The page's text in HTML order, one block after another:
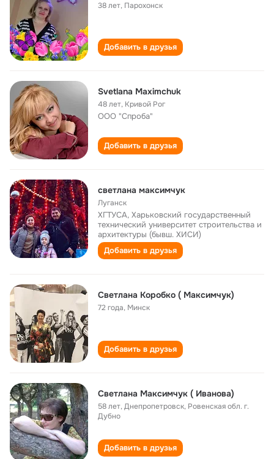
38 лет, Парохонск
Добавить в друзья
Svetlana Maximchuk
48 лет, Кривой Рог
ООО "Спроба"
Добавить в друзья
светлана максимчук
Луганск
ХГТУСА, Харьковский государственный
технический университет строительства и
архитектуры (бывш. ХИСИ)
Добавить в друзья
Светлана Коробко ( Максимчук)
72 года, Минск
Добавить в друзья
Светлана Максимчук ( Иванова)
58 лет,Днепропетровск, Ровенская обл. г.
Дубно
Добавить в друзья